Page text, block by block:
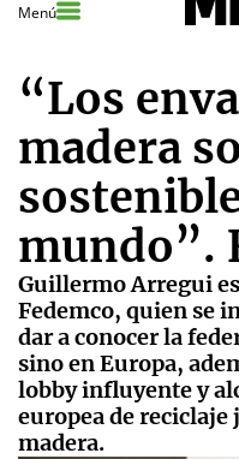
Menú
“Los
madera
mundo”.
Guillermo Arregui
Fedemco, quien se
dar a conocer la
sino en Europa,
lobby influyente y
europea de reciclaje
madera.